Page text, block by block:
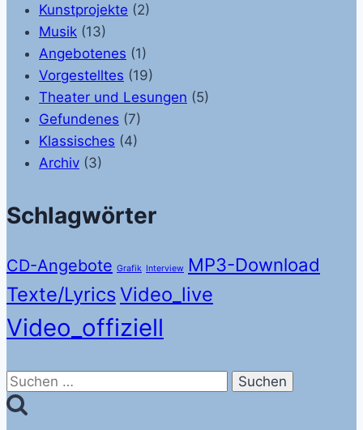
Kunstprojekte (2)
Musik (13)
Angebotenes (1)
Vorgestelltes (19)
Theater und Lesungen (5)
Gefundenes (7)
Klassisches (4)
Archiv (3)
Schlagwörter
CD-Angebote Grafik Interview MP3-Download
Texte/LyricsVideo_live
Video_offiziell
Suchen
nach: